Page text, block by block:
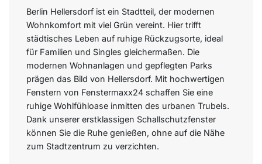
Berlin Hellersdorf ist ein Stadtteil, der modernen
Wohnkomfort mit viel Grün vereint. Hier trifft
städtisches Leben auf ruhige Rückzugsorte, ideal
für Familien und Singles gleichermaßen. Die
modernen Wohnanlagen und gepflegten Parks
prägen das Bild von Hellersdorf. Mit hochwertigen
Fenstern von Fenstermaxx24 schaffen Sie eine
ruhige Wohlfühloase inmitten des urbanen Trubels.
Dank unserer erstklassigen Schallschutzfenster
können Sie die Ruhe genießen, ohne auf die Nähe
zum Stadtzentrum zu verzichten.